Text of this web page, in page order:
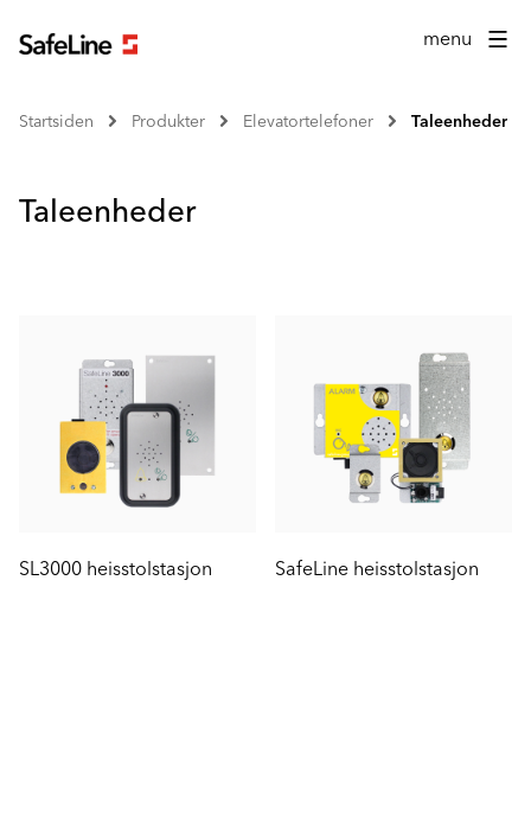
menu
Startsiden Produkter Elevatortelefoner Taleenheder
Taleenheder
SL3000 heisstolstasjon SafeLine heisstolstasjon